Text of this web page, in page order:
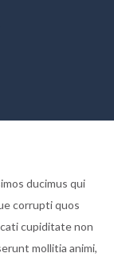
ducimus qui
corrupti quos
cupiditate non
mollitia animi,